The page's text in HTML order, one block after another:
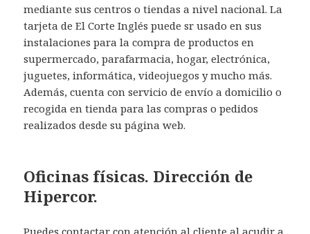
mediante sus centros o tiendas a nivel nacional. La
tarjeta de El Corte Inglés puede sr usado en sus
instalaciones para la compra de productos en
supermercado, parafarmacia, hogar, electrónica,
juguetes, informática, videojuegos y mucho más.
Además, cuenta con servicio de envío a domicilio o
recogida en tienda para las compras o pedidos
realizados desde su página web.
Oficinas físicas. Dirección de
Hipercor.
Puedes contactar con atención al cliente al acudir a